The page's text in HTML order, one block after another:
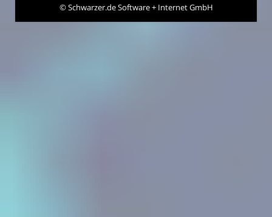
©Schwarzer.de Software + Internet GmbH